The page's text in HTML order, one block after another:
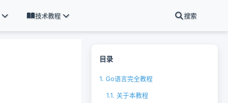
搜索
技术教程
目录
1. Go语言完全教程
1.1. 关于本教程